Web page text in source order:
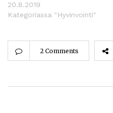
20.8.2019
Kategoriassa "Hyvinvointi"
2 Comments